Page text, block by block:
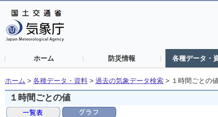
ホーム 防災情報 各種データ・
ホーム > 各種データ・資料 > 過去の気象データ検索 > １時間ごとの
１時間ごとの値